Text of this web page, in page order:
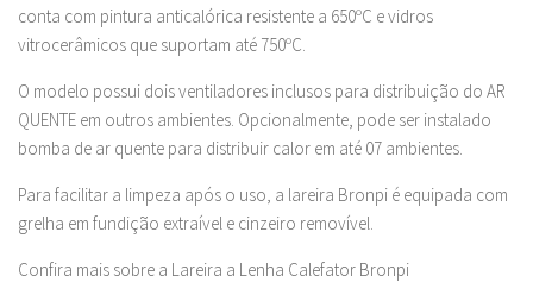
conta com pintura anticalórica resistente a 650ºC e vidros
vitrocerâmicos que suportam até 750ºC.
O modelo possui dois ventiladores inclusos para distribuição do AR
QUENTE em outros ambientes. Opcionalmente, pode ser instalado
bomba de ar quente para distribuir calor em até 07 ambientes.
Para facilitar a limpeza após o uso, a lareira Bronpi é equipada com
grelha em fundição extraível e cinzeiro removível.
Confira mais sobre a Lareira a Lenha Calefator Bronpi